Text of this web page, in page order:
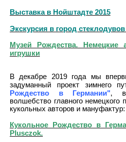
Выставка в Нойштадте 2015
Экскурсия в город
Музей Рождества. Немецкие
игрушки
В декабре 2019 года мы
задуманный проект зимнего
Рождество в Германии", в
волшебство главного немецкого
кукольных авторов и мануфактур:
Кукольное Рождество в
Plusczok.